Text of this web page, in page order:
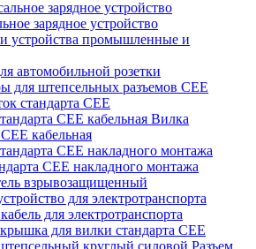
зарядное устройство
устройства промышленные и
автомобильной розетки
для штепсельных разъемов CEE
стандарта CEE
Вилка
кабельная
CEE накладного монтажа
взрывозащищенный
для электротранспорта
для электротранспорта
для вилки стандарта CEE
Разъем